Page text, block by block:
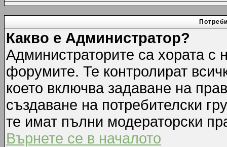
Какво е Администратор?
Администраторите са хората с
форумите. Те контролират
което включва задаване на
създаване на потребителски
те имат пълни модераторски
Върнете се в началото